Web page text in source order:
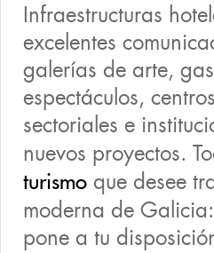
Infraestructuras
excelentes
galerías de arte,
espectáculos,
sectoriales e
nuevos proyectos.
turismo que desee
moderna de
pone a tu